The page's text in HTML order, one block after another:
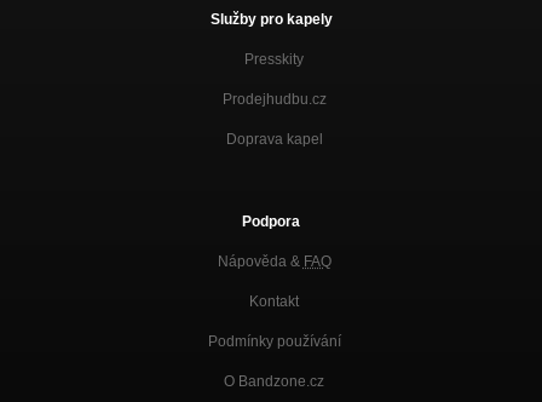
Služby pro kapely
Presskity
Prodejhudbu.cz
Doprava kapel
Podpora
Nápověda & FAQ
Kontakt
Podmínky používání
O Bandzone.cz